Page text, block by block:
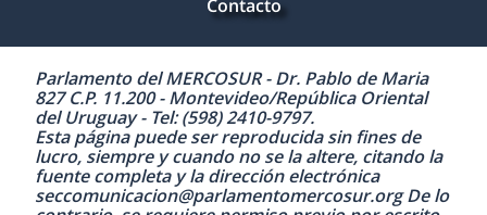
Contacto
Parlamento del MERCOSUR - Dr. Pablo de Maria
827 C.P. 11.200 - Montevideo/República Oriental
del Uruguay - Tel: (598) 2410-9797.
Esta página puede ser reproducida sin fines de
lucro, siempre y cuando no se la altere, citando la
fuente completa y la dirección electrónica
seccomunicacion@parlamentomercosur.org De lo